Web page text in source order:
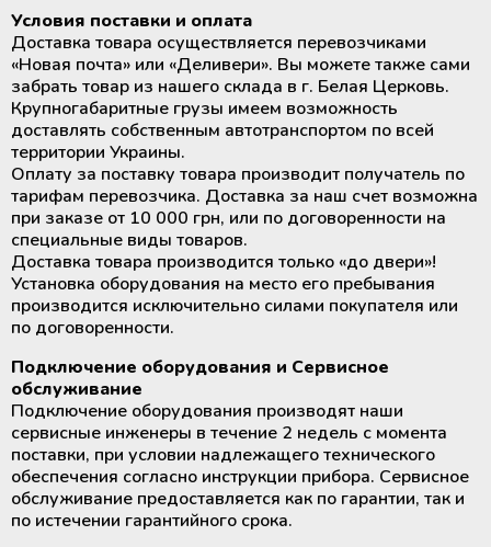
Холодильники для хранения
крови и ее компонентов
Шейкеры и инкубаторы для
тромбоцитов
Быстрозамораживатели плазмы
крови
Размораживатели плазмы крови и
стволовых клеток
ТермоСумки для транспортировки
компонентов крови
Устройства для стерильного
соединения полимерных
магистралей
Аппараты для донорского и
термолабильных препаратов
Система круглосуточного
мониторинга температуры
(Дистанционный температурный
мониторинг)
Дополнительные материалы к
холодильному оборудованию
Системы очистки воды
Парогенераторы
Индикаторы и тесты для
стерилизации и мониторинга
оборудования
Рулоны и пакеты для
стерилизации
Условия поставки и оплата
Доставка товара осуществляется перевозчиками
«Новая почта» или «Деливери». Вы можете также сами
забрать товар из нашего склада в г. Белая Церковь.
Крупногабаритные грузы имеем возможность
доставлять собственным автотранспортом по всей
территории Украины.
Оплату за поставку товара производит получатель по
тарифам перевозчика. Доставка за наш счет возможна
при заказе от 10 000 грн, или по договоренности на
специальные виды товаров.
Доставка товара производится только «до двери»!
Установка оборудования на место его пребывания
производится исключительно силами покупателя или
по договоренности.
Подключение оборудования и Сервисное
обслуживание
Подключение оборудования производят наши
сервисные инженеры в течение 2 недель с момента
поставки, при условии надлежащего технического
обеспечения согласно инструкции прибора. Сервисное
обслуживание предоставляется как по гарантии, так и
по истечении гарантийного срока.